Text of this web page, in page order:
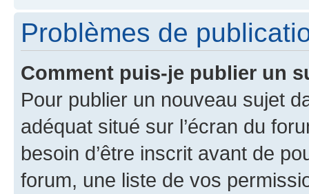
Problèmes de
Comment puis-je publier un
Pour publier un nouveau sujet
adéquat situé sur l’écran du
besoin d’être inscrit avant de
forum, une liste de vos